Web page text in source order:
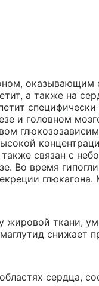
оказывающим
а также на
и головном
связан с
Во время
ткани,
снижает
сердца,